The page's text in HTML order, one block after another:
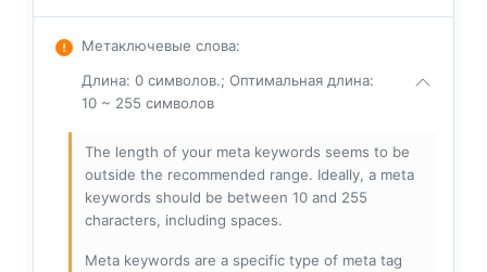
Метаключевые слова:
Длина: 0 символов.; Оптимальная длина:
10 ~ 255 символов
The length of your meta keywords seems to be
outside the recommended range. Ideally, a meta
keywords should be between 10 and 255
characters, including spaces.
Meta keywords are a specific type of meta tag